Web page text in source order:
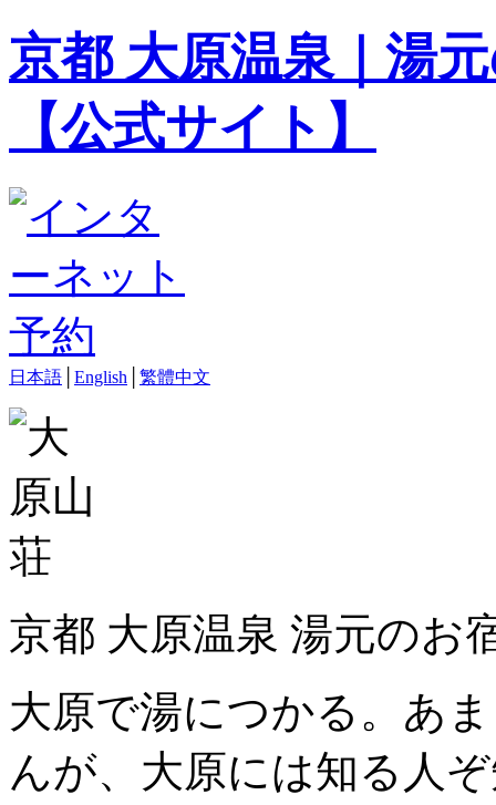
京都 大原温泉｜湯
【公式サイト】
日本語 English 繁體中文
京都 大原温泉 湯元の
大原で湯につかる。あ
んが、大原には知る人